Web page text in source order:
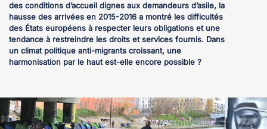
des conditions d’accueil dignes aux demandeurs d’asile, la
hausse des arrivées en 2015-2016 a montré les difficultés
des États européens à respecter leurs obligations et une
tendance à restreindre les droits et services fournis. Dans
un climat politique anti-migrants croissant, une
harmonisation par le haut est-elle encore possible ?